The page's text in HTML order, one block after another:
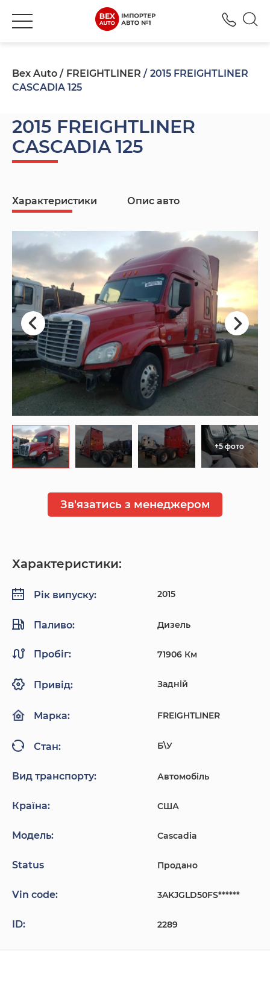
Bex Auto FREIGHTLINER
2015 FREIGHTLINER
CASCADIA 125
2015 FREIGHTLINER
CASCADIA 125
Характеристики Опис авто
+5 фото
Зв'язатись з менеджером
Характеристики:
Рік випуску: 2015
Паливо: Дизель
Пробіг: 71906 Км
Привід: Задній
Марка: FREIGHTLINER
Стан: Б\У
Вид транспорту: Автомобіль
Країна: США
Модель: Cascadia
Status Продано
Vin code: 3AKJGLD50FS******
ID: 2289